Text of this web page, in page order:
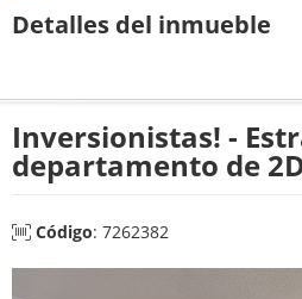
Detalles del inmueble
Inversionistas! -
departamento de
Código: 7262382